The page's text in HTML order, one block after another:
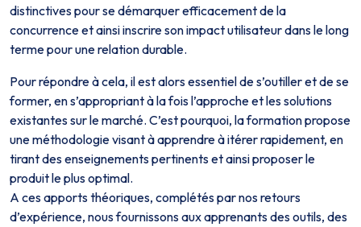
distinctives pour se démarquer efficacement de la
concurrence et ainsi inscrire son impact utilisateur dans le long
terme pour une relation durable.
Pour répondre à cela, il est alors essentiel de s’outiller et de se
former, en s’appropriant à la fois l’approche et les solutions
existantes sur le marché. C’est pourquoi, la formation propose
une méthodologie visant à apprendre à itérer rapidement, en
tirant des enseignements pertinents et ainsi proposer le
produit le plus optimal.
A ces apports théoriques, complétés par nos retours
d’expérience, nous fournissons aux apprenants des outils, des